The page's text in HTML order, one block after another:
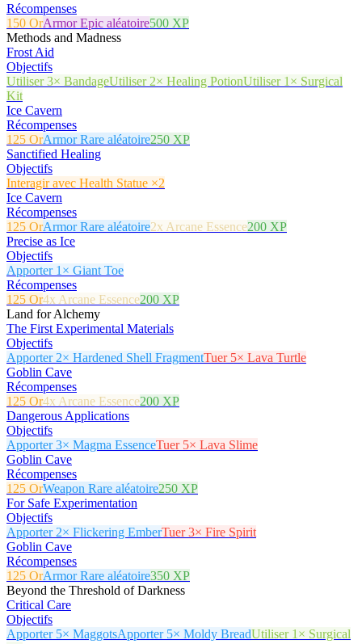
Récompenses
150 OrArmor Epic aléatoire500 XP
Methods and Madness
Frost Aid
Objectifs
Utiliser 3× BandageUtiliser 2× Healing PotionUtiliser 1× Surgical
Kit
Ice Cavern
Récompenses
125 OrArmor Rare aléatoire250 XP
Sanctified Healing
Objectifs
Interagir avec Health Statue ×2
Ice Cavern
Récompenses
125 OrArmor Rare aléatoire2x Arcane Essence200 XP
Precise as Ice
Objectifs
Apporter 1× Giant Toe
Récompenses
125 Or4x Arcane Essence200 XP
Land for Alchemy
The First Experimental Materials
Objectifs
Apporter 2× Hardened Shell FragmentTuer 5× Lava Turtle
Goblin Cave
Récompenses
125 Or4x Arcane Essence200 XP
Dangerous Applications
Objectifs
Apporter 3× Magma EssenceTuer 5× Lava Slime
Goblin Cave
Récompenses
125 OrWeapon Rare aléatoire250 XP
For Safe Experimentation
Objectifs
Apporter 2× Flickering EmberTuer 3× Fire Spirit
Goblin Cave
Récompenses
125 OrArmor Rare aléatoire350 XP
Beyond the Threshold of Darkness
Critical Care
Objectifs
Apporter 5× MaggotsApporter 5× Moldy BreadUtiliser 1× Surgical